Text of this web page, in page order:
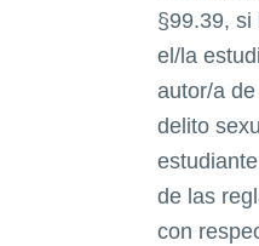
§99.39, si
el/la
autor/a
delito
de las
con